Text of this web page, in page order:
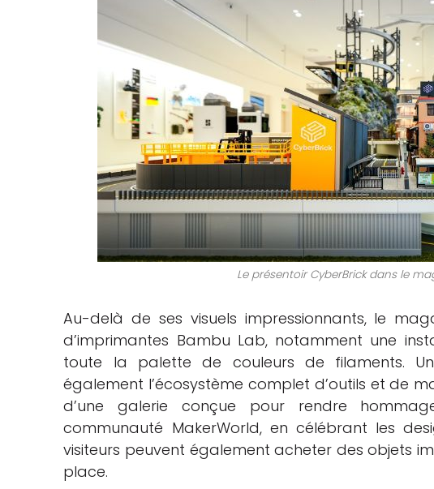
Le présentoir CyberBrick dans le
Au-delà de ses visuels impressionnants, le
d’imprimantes Bambu Lab, notamment une
toute la palette de couleurs de filaments. Un
également l’écosystème complet d’outils et de
d’une galerie conçue pour rendre
communauté MakerWorld, en célébrant les
visiteurs peuvent également acheter des objets
place.